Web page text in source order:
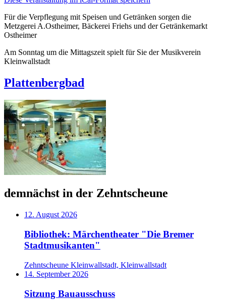
Für die Verpflegung mit Speisen und Getränken sorgen die
Metzgerei A.Ostheimer, Bäckerei Friehs und der Getränkemarkt
Ostheimer
Am Sonntag um die Mittagszeit spielt für Sie der Musikverein
Kleinwallstadt
Plattenbergbad
demnächst in der Zehntscheune
12. August 2026
Bibliothek: Märchentheater "Die Bremer
Stadtmusikanten"
Zehntscheune Kleinwallstadt, Kleinwallstadt
14. September 2026
Sitzung Bauausschuss